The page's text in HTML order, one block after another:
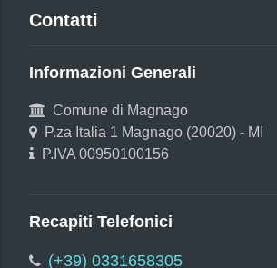
Contatti
Informazioni Generali
Comune di Magnago
P.za Italia 1 Magnago (20020) - MI
P.IVA 00950100156
Recapiti Telefonici
(+39) 0331658305